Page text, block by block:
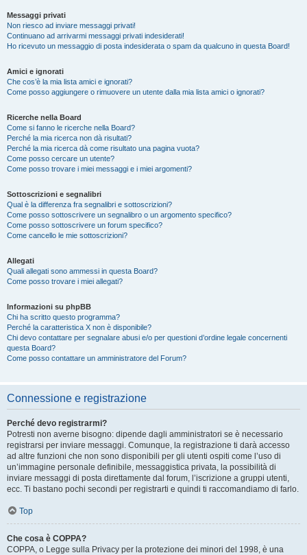
Messaggi privati
Non riesco ad inviare messaggi privati!
Continuano ad arrivarmi messaggi privati indesiderati!
Ho ricevuto un messaggio di posta indesiderata o spam da qualcuno in questa Board!
Amici e ignorati
Che cos’è la mia lista amici e ignorati?
Come posso aggiungere o rimuovere un utente dalla mia lista amici o ignorati?
Ricerche nella Board
Come si fanno le ricerche nella Board?
Perché la mia ricerca non dà risultati?
Perché la mia ricerca dà come risultato una pagina vuota?
Come posso cercare un utente?
Come posso trovare i miei messaggi e i miei argomenti?
Sottoscrizioni e segnalibri
Qual è la differenza fra segnalibri e sottoscrizioni?
Come posso sottoscrivere un segnalibro o un argomento specifico?
Come posso sottoscrivere un forum specifico?
Come cancello le mie sottoscrizioni?
Allegati
Quali allegati sono ammessi in questa Board?
Come posso trovare i miei allegati?
Informazioni su phpBB
Chi ha scritto questo programma?
Perché la caratteristica X non è disponibile?
Chi devo contattare per segnalare abusi e/o per questioni d’ordine legale concernenti
questa Board?
Come posso contattare un amministratore del Forum?
Connessione e registrazione
Perché devo registrarmi?
Potresti non averne bisogno: dipende dagli amministratori se è necessario
registrarsi per inviare messaggi. Comunque, la registrazione ti darà accesso
ad altre funzioni che non sono disponibili per gli utenti ospiti come l’uso di
un’immagine personale definibile, messaggistica privata, la possibilità di
inviare messaggi di posta direttamente dal forum, l’iscrizione a gruppi utenti,
ecc. Ti bastano pochi secondi per registrarti e quindi ti raccomandiamo di farlo.
Top
Che cosa è COPPA?
COPPA, o Legge sulla Privacy per la protezione dei minori del 1998, è una